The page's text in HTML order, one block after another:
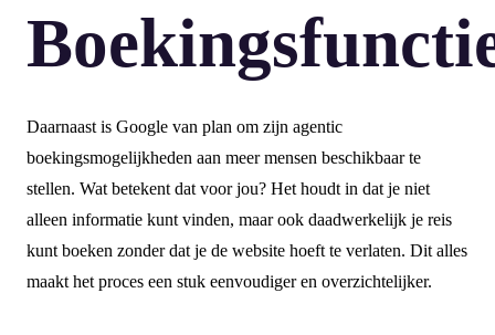
Daarnaast is Google van plan om zijn agentic
boekingsmogelijkheden aan meer mensen beschikbaar te
stellen. Wat betekent dat voor jou? Het houdt in dat je niet
alleen informatie kunt vinden, maar ook daadwerkelijk je reis
kunt boeken zonder dat je de website hoeft te verlaten. Dit alles
maakt het proces een stuk eenvoudiger en overzichtelijker.